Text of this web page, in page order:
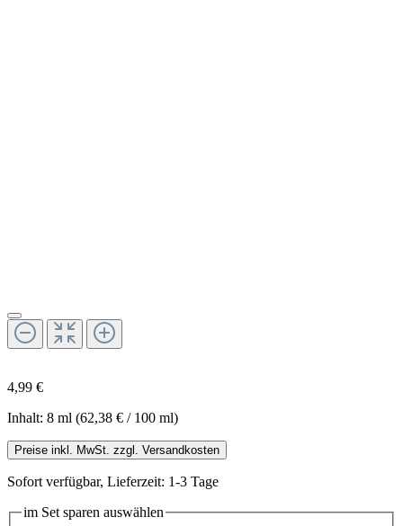
4,99 €
Inhalt: 8 ml (62,38 € / 100 ml)
Preise inkl. MwSt. zzgl. Versandkosten
Sofort verfügbar, Lieferzeit: 1-3 Tage
im Set sparen auswählen